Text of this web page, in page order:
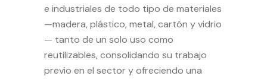
e industriales de todo tipo de materiales
—madera, plástico, metal, cartón y vidrio
— tanto de un solo uso como
reutilizables, consolidando su trabajo
previo en el sector y ofreciendo una